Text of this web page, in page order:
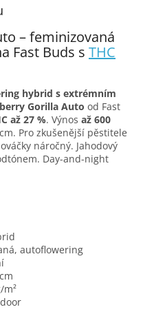
– feminizovaná
Fast Buds s THC
hybrid s extrémním
Gorilla Auto od Fast
až 27 %. Výnos až 600
Pro zkušenější pěstitele
náročný. Jahodový
Day-and-night
autoflowering
m²